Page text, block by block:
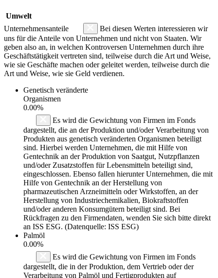
Umwelt
Unternehmensanteile
Bei diesen Werten interessieren wir
uns für die Anteile von Unternehmen und nicht von Staaten. Wir
geben also an, in welchen Kontroversen Unternehmen durch ihre
Geschäftstätigkeit vertreten sind, teilweise durch die Art und Weise,
wie sie Geschäfte machen oder geleitet werden, teilweise durch die
Art und Weise, wie sie Geld verdienen.
Genetisch veränderte
Organismen
0.00%
Es wird die Gewichtung von Firmen im Fonds
dargestellt, die an der Produktion und/oder Verarbeitung von
Produkten aus genetisch veränderten Organismen beteiligt
sind. Hierbei werden Unternehmen, die mit Hilfe von
Gentechnik an der Produktion von Saatgut, Nutzpflanzen
und/oder Zusatzstoffen für Lebensmitteln beteiligt sind,
eingeschlossen. Ebenso fallen hierunter Unternehmen, die mit
Hilfe von Gentechnik an der Herstellung von
pharmazeutischen Arzneimitteln oder Wirkstoffen, an der
Herstellung von Industriechemikalien, Biokraftstoffen
und/oder anderen Konsumgütern beteiligt sind. Bei
Rückfragen zu den Firmendaten, wenden Sie sich bitte direkt
an ISS ESG. (Datenquelle: ISS ESG)
Palmöl
0.00%
Es wird die Gewichtung von Firmen im Fonds
dargestellt, die in der Produktion, dem Vertrieb oder der
Verarbeitung von Palmöl und Fertigprodukten auf